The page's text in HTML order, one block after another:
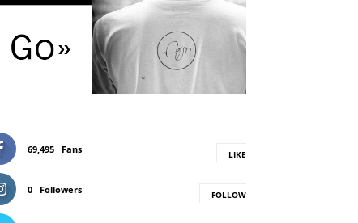
69,495 Fans LIKE
0 Followers FOLLOW